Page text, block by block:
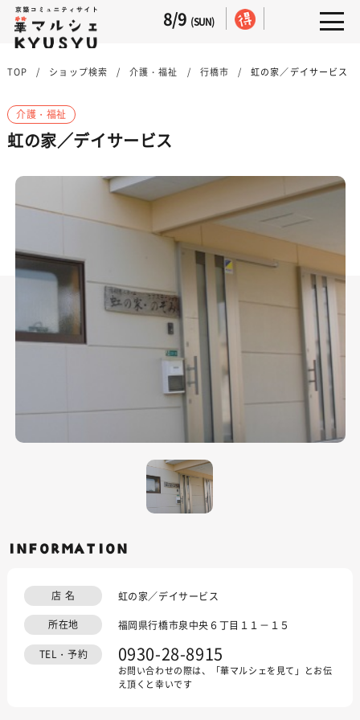
8/9 (SUN)
TOP ショップ検索 介護・福祉 行橋市 虹の家／デイサービス
介護・福祉
虹の家／デイサービス
INFORMATION
店 名
虹の家／デイサービス
所在地
福岡県行橋市泉中央６丁目１１－１５
TEL・予約
0930-28-8915
お問い合わせの際は、「華マルシェを見て」とお伝
え頂くと幸いです